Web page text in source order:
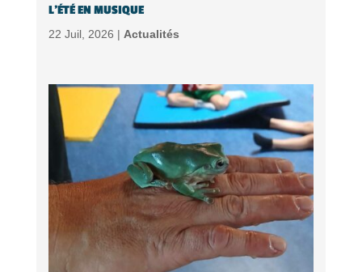
L’ÉTÉ EN MUSIQUE
22 Juil, 2026 | Actualités